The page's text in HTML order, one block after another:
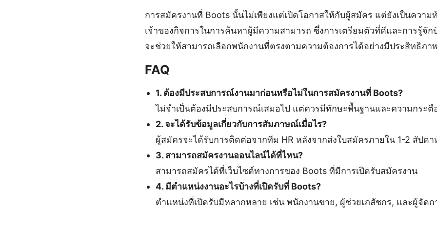
การสมัครงานที่ Boots นั้นไม่เพียงแต่เปิดโอกาสให้กับผู้สมัคร แต่ยังเป็นความ
เจ้าของกิจการในการค้นหาผู้มีความสามารถ ซึ่งการเตรียมตัวที่ดีและการรู้จั
จะช่วยให้สามารถเลือกพนักงานที่ตรงตามความต้องการได้อย่างมีประสิทธิภา
FAQ
1. ต้องมีประสบการณ์งานมาก่อนหรือไม่ในการสมัครงานที่ Boots?
ไม่จำเป็นต้องมีประสบการณ์เสมอไป แต่ควรมีทักษะพื้นฐานและความกระตื
2. จะได้รับข้อมูลเกี่ยวกับการสัมภาษณ์เมื่อไร?
ผู้สมัครจะได้รับการติดต่อจากทีม HR หลังจากส่งใบสมัครภายใน 1-2 สัปดา
3. สามารถสมัครงานออนไลน์ได้ที่ไหน?
สามารถสมัครได้ที่เว็บไซต์ทางการของ Boots ที่มีการเปิดรับสมัครงาน
4. มีตำแหน่งงานอะไรบ้างที่เปิดรับที่ Boots?
ตำแหน่งที่เปิดรับมีหลากหลาย เช่น พนักงานขาย, ผู้ช่วยเภสัชกร, และผู้จัดก